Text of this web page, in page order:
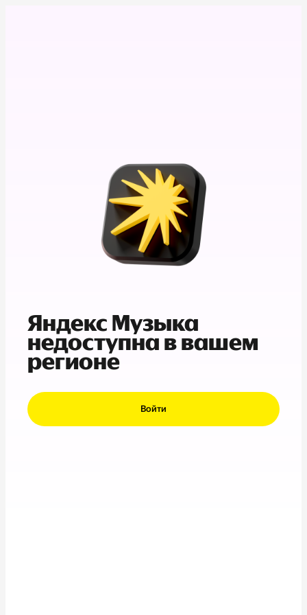
Яндекс Музыка
недоступна в вашем
регионе
Войти